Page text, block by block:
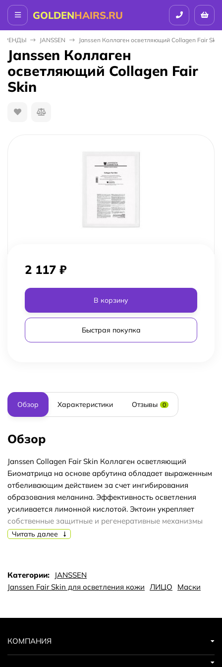
GOLDENHAIRS.RU
БPEНДЫ JANSSEN Janssen Коллаген осветляющий Collagen Fair Skin
Janssen Коллаген
осветляющий Collagen Fair
Skin
2 117 ₽
В корзину
Быстрая покупка
Обзор Характеристики Отзывы 0
Обзор
Janssen Collagen Fair Skin Коллаген осветляющий
Биоматрица на основе арбутина обладает выраженным
отбеливающим действием за счет ингибирования
образования меланина. Эффективность осветления
усиливается лимонной кислотой. Эктоин укрепляет
собственные защитные и регенеративные механизмы
кожи, повышает устойчивость клеток к УФ-лучам,
Применение Достать из индивидуальной упаковки,
сделать надрезы для области глаз и носа, наложить на
экспозиции 30 минут. Рекомендуется нанести под
эффективности процедуры. Возможно применение
Читать далее
Категории:
JANSSEN
Janssen Fair Skin для осветления кожи ЛИЦО Маски
КОМПАНИЯ